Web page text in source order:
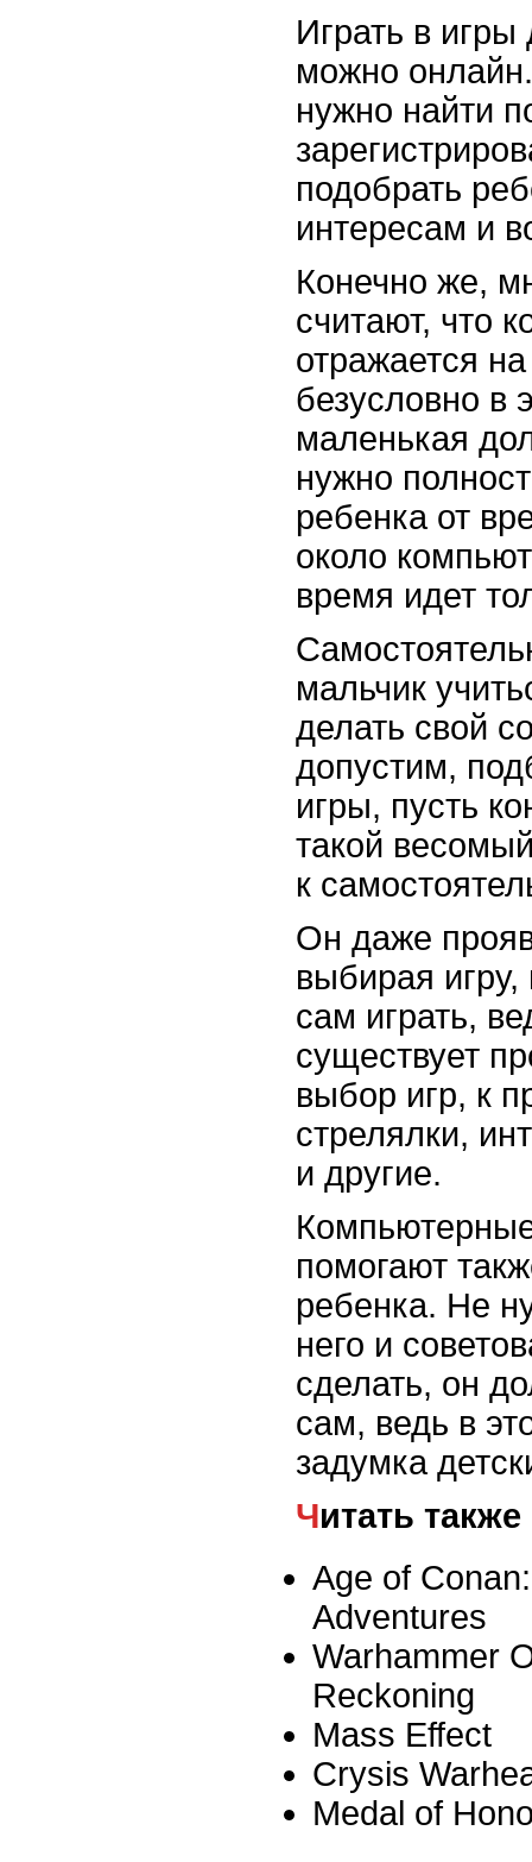
Играть в
можно
нужно найти
подобрать
интересам и
Конечно же,
считают, что
отражается
безусловно в
маленькая
нужно
ребенка от
около
время идет
мальчик
делать свой
допустим,
игры, пусть
такой
к
Он даже
выбирая игру,
сам играть,
существует
выбор игр, к
стрелялки,
и другие.
помогают
ребенка. Не
него и
сделать, он
сам, ведь в
задумка
Читать также
Age of
Adventures
Warhammer
Reckoning
Mass Effect
Crysis
Medal of